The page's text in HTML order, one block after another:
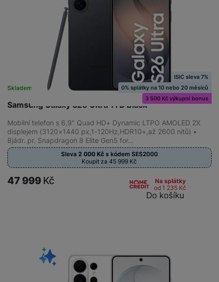
Samsung Galaxy S26 Ultra 1TB Black
Skladem na 8 prodejnách
ISIC sleva 7%
0% splátky na 10 nebo 20 měsíců
3 500 Kč výkupní bonus
Mobilní telefon s 6,9" Quad HD+ Dynamic LTPO AMOLED 2X
displejem (3120×1440 px,1-120Hz,HDR10+,až 2600 nitů) •
8jádr. pr. Snapdragon 8 Elite Gen5 for…
Sleva 2 000 Kčs kódem SES2000
Koupit za 45 999 Kč
47 999 Kč
Na splátky
od 1 235 Kč
Do košíku